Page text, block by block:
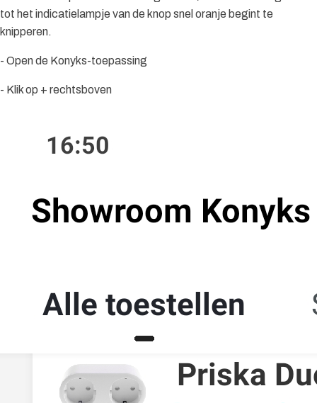
tot het indicatielampje van de knop snel oranje begint te
knipperen.
- Open de Konyks-toepassing
- Klik op + rechtsboven